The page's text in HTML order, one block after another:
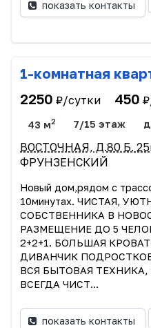
показать контакты
1-комнатная
2250 ₽/сутки 450
43 м2 7/15 этаж
ВОСТОЧНАЯ, Д.80 Б.
ФРУНЗЕНСКИЙ
Новый дом,рядом с
10минутах. ЧИСТАЯ,
СОБСТВЕННИКА В
РАЗМЕЩЕНИЕ ДО 5
2+2+1. БОЛЬШАЯ
ДИВАНЧИК
ВСЯ БЫТОВАЯ
ВСЕГДА ЧИСТ...
показать контакты